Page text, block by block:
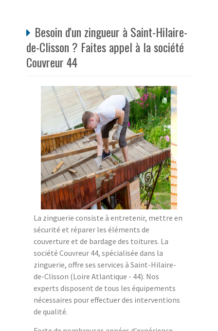
Besoin d'un zingueur à Saint-Hilaire-
de-Clisson ? Faites appel à la société
Couvreur 44
La zinguerie consiste à entretenir, mettre en
sécurité et réparer les éléments de
couverture et de bardage des toitures. La
société Couvreur 44, spécialisée dans la
zinguerie, offre ses services à Saint-Hilaire-
de-Clisson (Loire Atlantique - 44). Nos
experts disposent de tous les équipements
nécessaires pour effectuer des interventions
de qualité.